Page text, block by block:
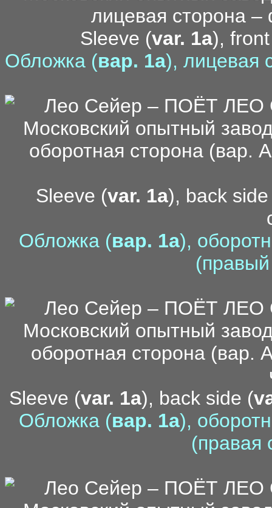
Sleeve (var. 1a),
Обложка (вар. 1a), лицевая
Sleeve (var. 1a), back
Обложка (вар. 1a),
Sleeve (var. 1a), back side (
Обложка (вар. 1a),
(правая